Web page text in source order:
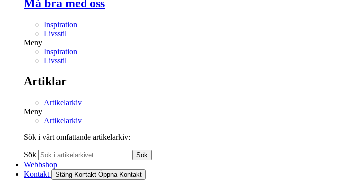
Må bra med oss
Inspiration
Livsstil
Meny
Inspiration
Livsstil
Artiklar
Artikelarkiv
Meny
Artikelarkiv
Sök i vårt omfattande artikelarkiv:
Sök Sök
Webbshop
Kontakt
Stäng Kontakt Öppna Kontakt